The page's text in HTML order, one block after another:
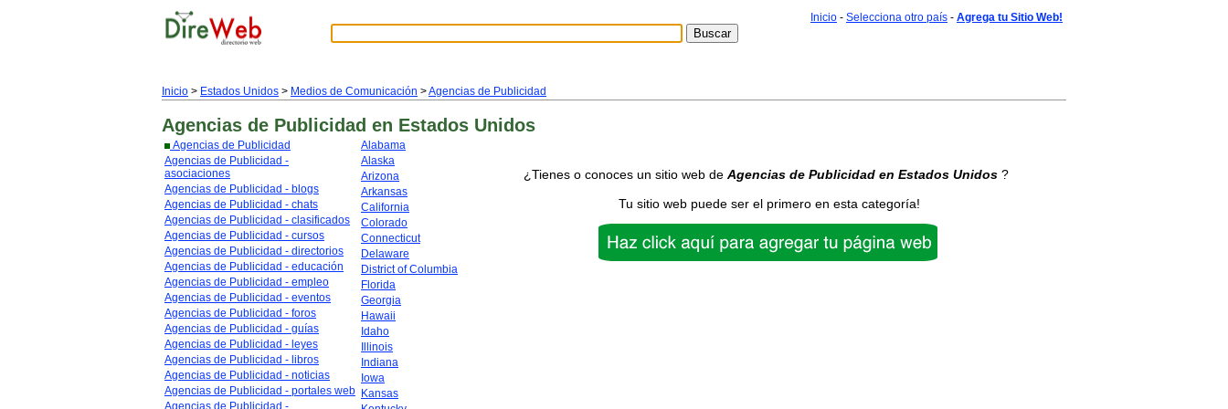
Inicio - Selecciona otro país - Agrega tu Sitio Web!
Inicio > Estados Unidos > Medios de Comunicación >Agencias de Publicidad
Agencias de Publicidad en Estados Unidos
Agencias de Publicidad
Agencias de Publicidad -
asociaciones
Agencias de Publicidad - blogs
Agencias de Publicidad - chats
Agencias de Publicidad - clasificados
Agencias de Publicidad - cursos
Agencias de Publicidad - directorios
Agencias de Publicidad - educación
Agencias de Publicidad - empleo
Agencias de Publicidad - eventos
Agencias de Publicidad - foros
Agencias de Publicidad - guías
Agencias de Publicidad - leyes
Agencias de Publicidad - libros
Agencias de Publicidad - noticias
Agencias de Publicidad - portales web
Agencias de Publicidad -
Alabama
Alaska
Arizona
Arkansas
California
Colorado
Connecticut
Delaware
District of Columbia
Florida
Georgia
Hawaii
Idaho
Illinois
Indiana
Iowa
Kansas
¿Tienes o conoces un sitio web de Agencias de Publicidad en Estados Unidos?
Tu sitio web puede ser el primero en esta categoría!